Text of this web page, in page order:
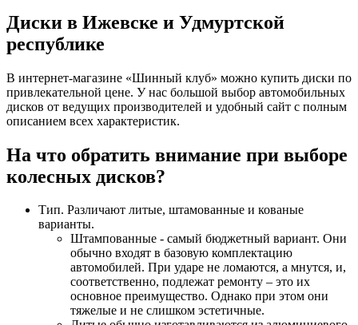
Диски в Ижевске и Удмуртской
республике
В интернет-магазине «Шинный клуб» можно купить диски по
привлекательной цене. У нас большой выбор автомобильных
дисков от ведущих производителей и удобный сайт с полным
описанием всех характеристик.
На что обратить внимание при выборе
колесных дисков?
Тип. Различают литые, штамованные и кованые
варианты.
Штампованные - самый бюджетный вариант. Они
обычно входят в базовую комплектацию
автомобилей. При ударе не ломаются, а мнутся, и,
соответственно, подлежат ремонту – это их
основное преимущество. Однако при этом они
тяжелые и не слишком эстетичные.